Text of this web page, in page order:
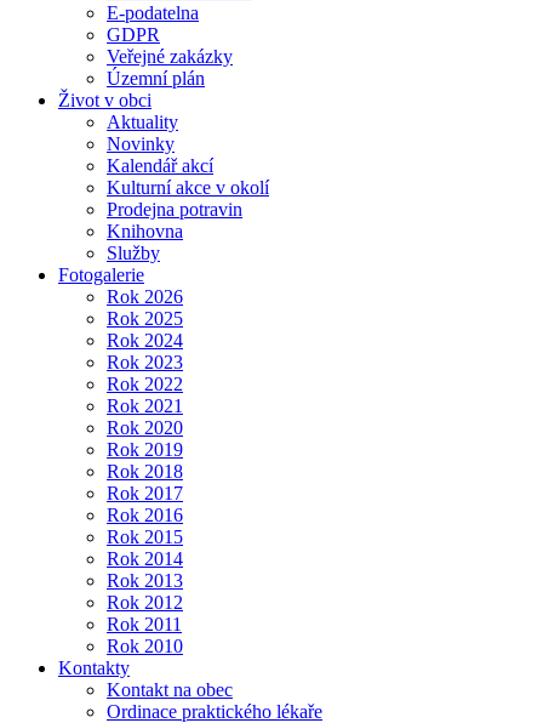
E-podatelna
GDPR
Veřejné zakázky
Územní plán
Život v obci
Aktuality
Novinky
Kalendář akcí
Kulturní akce v okolí
Prodejna potravin
Knihovna
Služby
Fotogalerie
Rok 2026
Rok 2025
Rok 2024
Rok 2023
Rok 2022
Rok 2021
Rok 2020
Rok 2019
Rok 2018
Rok 2017
Rok 2016
Rok 2015
Rok 2014
Rok 2013
Rok 2012
Rok 2011
Rok 2010
Kontakty
Kontakt na obec
Ordinace praktického lékaře